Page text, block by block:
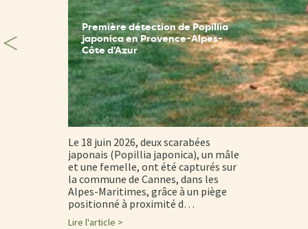
Première détection de Popillia
japonica en Provence-Alpes-
Côte d'Azur
Le 18 juin 2026, deux scarabées
japonais (Popillia japonica), un mâle
et une femelle, ont été capturés sur
la commune de Cannes, dans les
Alpes-Maritimes, grâce à un piège
positionné à proximité d…
Lire l'article >